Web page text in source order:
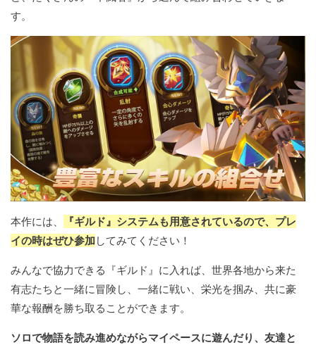
す。
本作には、
『ギルド』システムも用意されているので、プレ
イの時はぜひ参加 してみてください！
みんなで協力できる『ギルド』に入れば、世界各地から来た
有志たちと一緒に冒険し、一緒に戦い、栄光を掴み、共に豪
華な報酬を勝ち取ることができます。
ソロで物語を読み進めながらマイペースに遊んだり、友達と